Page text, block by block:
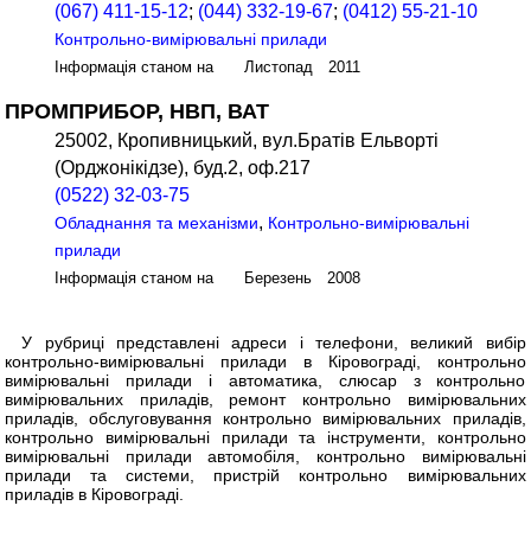
(067) 411-15-12; (044) 332-19-67; (0412) 55-21-10
Контрольно-вимірювальні прилади
Інформація станом на Листопад 2011
ПРОМПРИБОР, НВП, ВАТ
25002, Кропивницький, вул.Братів Ельворті
(Орджонікідзе), буд.2, оф.217
(0522) 32-03-75
Обладнання та механізми, Контрольно-вимірювальні
прилади
Інформація станом на Березень 2008
У рубриці представлені адреси і телефони, великий вибір
контрольно-вимірювальні прилади в Кіровограді, контрольно
вимірювальні прилади і автоматика, слюсар з контрольно
вимірювальних приладів, ремонт контрольно вимірювальних
приладів, обслуговування контрольно вимірювальних приладів,
контрольно вимірювальні прилади та інструменти, контрольно
вимірювальні прилади автомобіля, контрольно вимірювальні
прилади та системи, пристрій контрольно вимірювальних
приладів в Кіровограді.